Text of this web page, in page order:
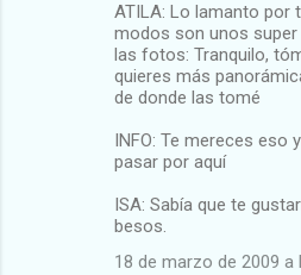
ATILA: Lo lamanto por
modos son unos super
las fotos: Tranquilo,
quieres más
de donde las tomé
INFO: Te mereces eso
pasar por aquí
ISA: Sabía que te
besos.
18 de marzo de 2009 a